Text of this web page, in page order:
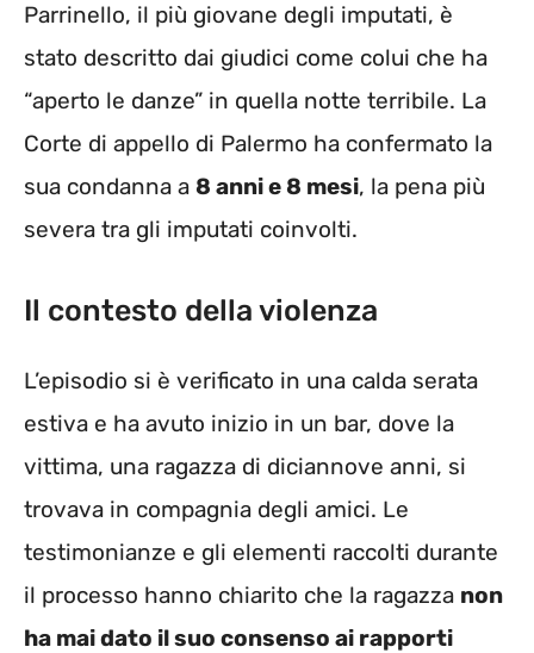
Parrinello, il più giovane degli imputati, è
stato descritto dai giudici come colui che ha
“aperto le danze” in quella notte terribile. La
Corte di appello di Palermo ha confermato la
sua condanna a 8 anni e 8 mesi, la pena più
severa tra gli imputati coinvolti.
Il contesto della violenza
L’episodio si è verificato in una calda serata
estiva e ha avuto inizio in un bar, dove la
vittima, una ragazza di diciannove anni, si
trovava in compagnia degli amici. Le
testimonianze e gli elementi raccolti durante
il processo hanno chiarito che la ragazza non
ha mai dato il suo consenso ai rapporti